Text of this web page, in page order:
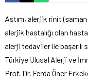
Astım, alerjik rinit
alerjik hastalığı olan
alerji tedaviler ile
Türkiye Ulusal Alerji ve
Prof. Dr. Ferda Öner